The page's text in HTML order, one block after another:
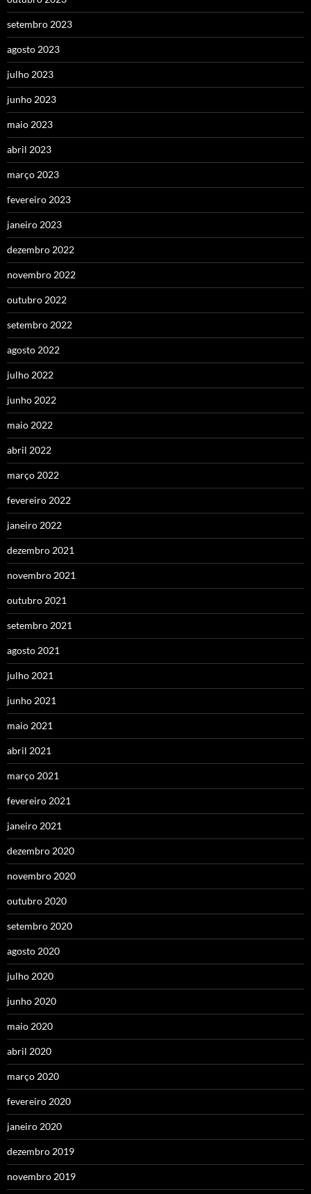
setembro 2023
agosto 2023
julho 2023
junho 2023
maio 2023
abril 2023
março 2023
fevereiro 2023
janeiro 2023
dezembro 2022
novembro 2022
outubro 2022
setembro 2022
agosto 2022
julho 2022
junho 2022
maio 2022
abril 2022
março 2022
fevereiro 2022
janeiro 2022
dezembro 2021
novembro 2021
outubro 2021
setembro 2021
agosto 2021
julho 2021
junho 2021
maio 2021
abril 2021
março 2021
fevereiro 2021
janeiro 2021
dezembro 2020
novembro 2020
outubro 2020
setembro 2020
agosto 2020
julho 2020
junho 2020
maio 2020
abril 2020
março 2020
fevereiro 2020
janeiro 2020
dezembro 2019
novembro 2019